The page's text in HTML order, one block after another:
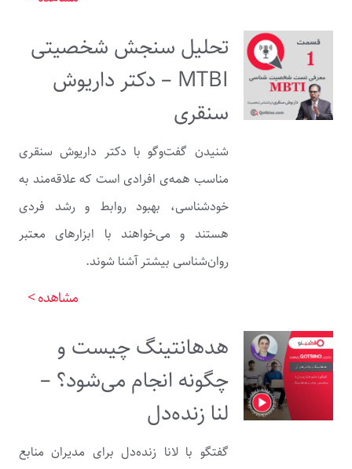
تحلیل سنجش شخصیتی
MTBI – دکتر داریوش
سنقری
شنیدن گفت‌وگو با دکتر داریوش سنقری
مناسب همه‌ی افرادی است که علاقه‌مند به
خودشناسی، بهبود روابط و رشد فردی
هستند و می‌خواهند با ابزارهای معتبر
روان‌شناسی بیشتر آشنا شوند.
مشاهده >
هدهانتینگ چیست و
چگونه انجام می‌شود؟ –
لنا زنده‌دل
گفتگو با لانا زنده‌دل برای مدیران منابع